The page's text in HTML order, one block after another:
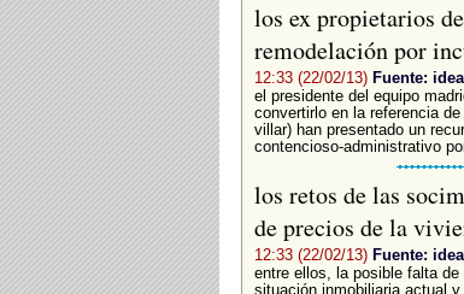
los ex propietarios
remodelación por
12:33 (22/02/13) Fuente:
el presidente del equipo
convertirlo en la referencia
villar) han presentado un
contencioso-administrativo
los retos de las
de precios de la
12:33 (22/02/13) Fuente:
entre ellos, la posible falta